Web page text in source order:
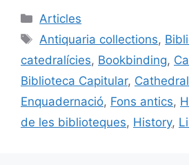
c
e
b
o
o
k
ai
l
s
k
y
e
dI
n
Categories
Articles
Etiquetes
Antiquaria collections,
catedralícies, Bookbinding,
Biblioteca Capitular,
Enquadernació, Fons antics,
de les biblioteques, History,